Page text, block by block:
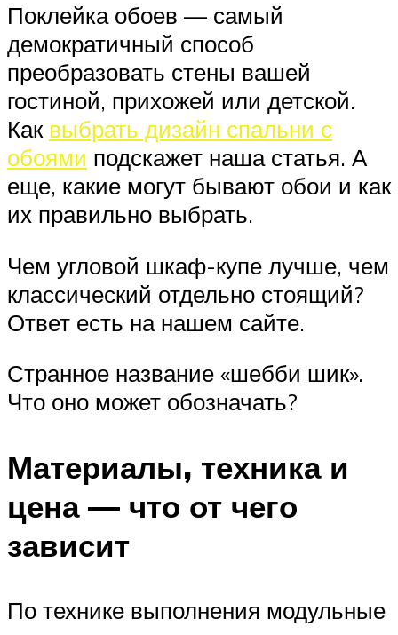
Поклейка обоев — самый
демократичный способ
преобразовать стены вашей
гостиной, прихожей или детской.
Как выбрать дизайн спальни с
обоями подскажет наша статья. А
еще, какие могут бывают обои и как
их правильно выбрать.
Чем угловой шкаф-купе лучше, чем
классический отдельно стоящий?
Ответ есть на нашем сайте.
Странное название «шебби шик».
Что оно может обозначать?
Материалы, техника и
цена — что от чего
зависит
По технике выполнения модульные